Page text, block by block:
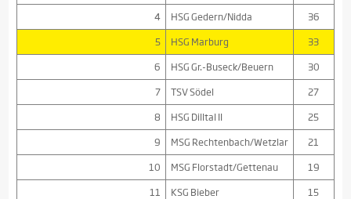
4
HSG Gedern/Nidda
36
5
HSG Marburg
33
6
HSG Gr.-Buseck/Beuern
30
7
TSV Södel
27
8
HSG Dilltal II
25
9
MSG Rechtenbach/Wetzlar
21
10
MSG Florstadt/Gettenau
19
11
KSG Bieber
15